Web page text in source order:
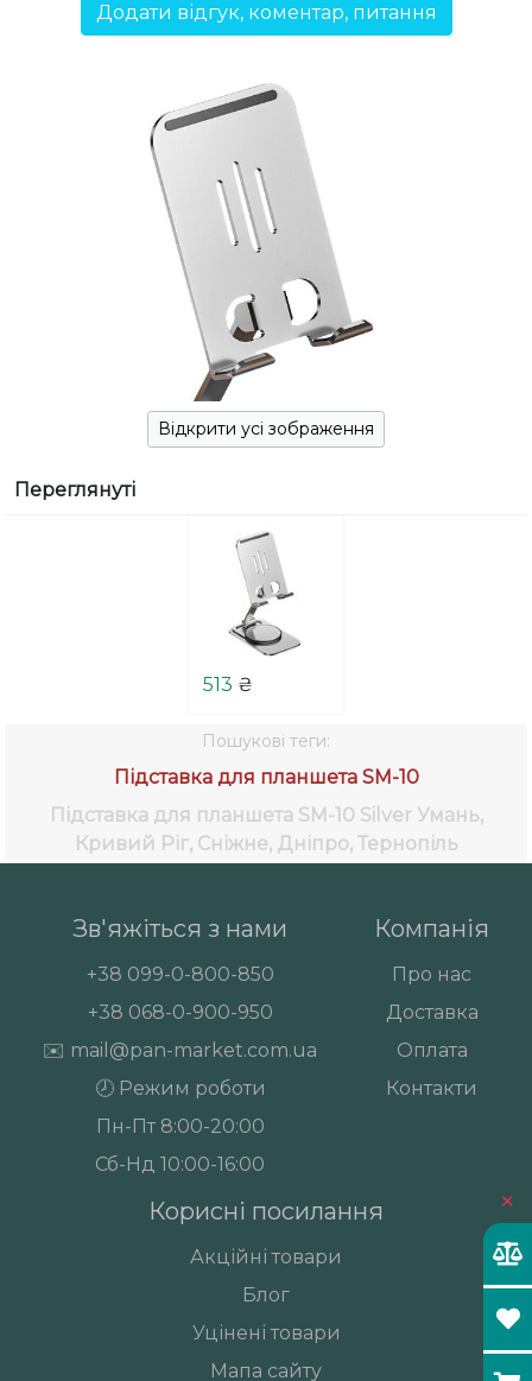
×
Додати відгук, коментар, питання
Відкрити усі зображення
Переглянуті
513 ₴
Пошукові теги:
Підставка для планшета SM-10
Підставка для планшета SM-10 Silver Умань,
Кривий Ріг, Сніжне, Дніпро, Тернопіль
Зв'яжіться з нами
+38 099-0-800-850
+38 068-0-900-950
✉️ mail@pan-market.com.ua
🕗 Режим роботи
Пн-Пт 8:00-20:00
Сб-Нд 10:00-16:00
Компанія
Про нас
Доставка
Оплата
Контакти
Корисні посилання
Акційні товари
Блог
Уцінені товари
Мапа сайту